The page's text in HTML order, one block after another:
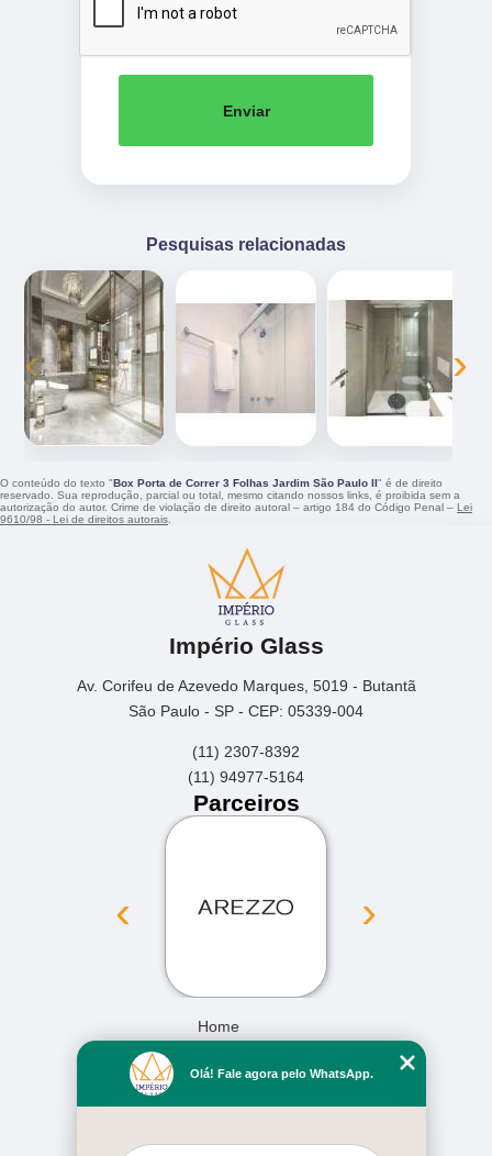
Enviar
Pesquisas relacionadas
‹ ›
O conteúdo do texto "Box Porta de Correr 3 Folhas Jardim São Paulo II" é de direito
reservado. Sua reprodução, parcial ou total, mesmo citando nossos links, é proibida sem a
autorização do autor. Crime de violação de direito autoral – artigo 184 do Código Penal – Lei
9610/98 - Lei de direitos autorais
Império Glass
Av. Corifeu de Azevedo Marques, 5019 - Butantã
São Paulo - SP - CEP: 05339-004
(11) 2307-8392
(11) 94977-5164
Parceiros
‹ ›
Home
Missão
Olá! Fale agora pelo WhatsApp.